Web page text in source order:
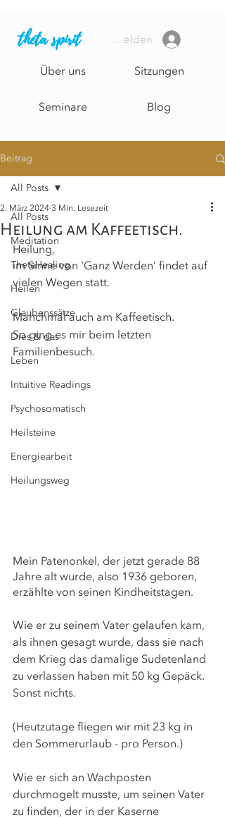
theta spirit
Über uns
Seminare
Sitzungen
Blog
Anmelden
Beitrag
All Posts
Meditation
ThetaHealing
Heilen
Glaubenssätze
Dies & das
Leben
Intuitive Readings
Psychosomatisch
Heilsteine
Energiearbeit
Heilungsweg
All Posts
Heilung am Kaffeetisch.
2. März 20243 Min. Lesezeit
Heilung,
im Sinne von 'Ganz Werden’ findet auf
vielen Wegen statt.
Manchmal auch am Kaffeetisch.
So ging es mir beim letzten
Familienbesuch.
Mein Patenonkel, der jetzt gerade 88
Jahre alt wurde, also 1936 geboren,
erzählte von seinen Kindheitstagen.
Wie er zu seinem Vater gelaufen kam,
als ihnen gesagt wurde, dass sie nach
dem Krieg das damalige Sudetenland
zu verlassen haben mit 50 kg Gepäck.
Sonst nichts.
(Heutzutage fliegen wir mit 23 kg in
den Sommerurlaub - pro Person.)
Wie er sich an Wachposten
durchmogelt musste, um seinen Vater
zu finden, der in der Kaserne